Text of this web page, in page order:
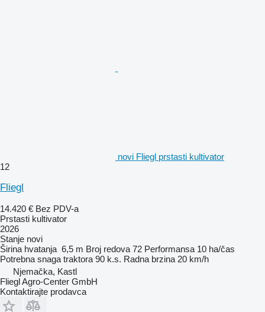
novi Fliegl prstasti kultivator
12
Fliegl
14.420 € Bez PDV-a
Prstasti kultivator
2026
Stanje novi
Širina hvatanja 6,5 m Broj redova 72 Performansa 10 ha/čas
Potrebna snaga traktora 90 k.s. Radna brzina 20 km/h
Njemačka, Kastl
Fliegl Agro-Center GmbH
Kontaktirajte prodavca